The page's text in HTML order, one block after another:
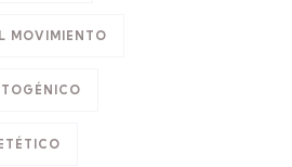
MOVIMIENTO